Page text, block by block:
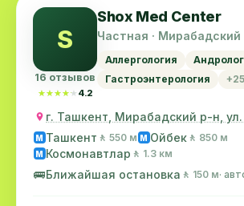
S
16 отзывов
★★★★★
★★★★★ 4.2
Shox Med Center
Частная · Мирабадский
Аллергология
Гастроэнтерология
+25
г. Ташкент, Мирабадский р-н,
M Ташкент 🚶 550 м M Ойбек 🚶 850 м
M Космонавтлар 🚶 1.3 км
🚌Ближайшая остановка 🚶 150 м·